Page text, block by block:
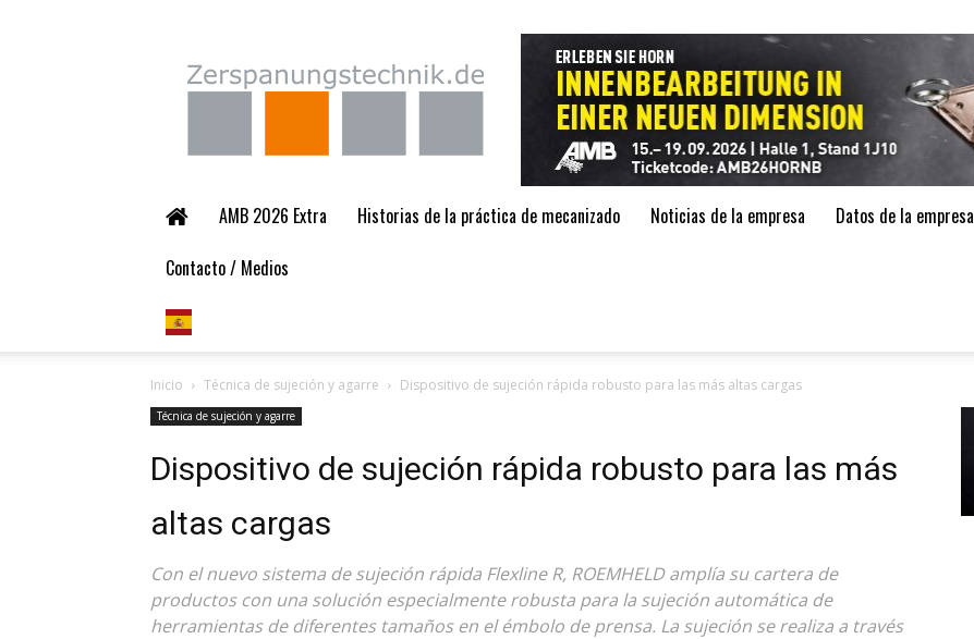
Zerspanungstechnik.de
AMB 2026 Extra Historias de la práctica de mecanizado Noticias de la empresa Datos de la empresa
Contacto / Medios
Inicio Técnica de sujeción y agarre Dispositivo de sujeción rápida robusto para las más altas cargas
Técnica de sujeción y agarre
Dispositivo de sujeción rápida robusto para las más
altas cargas
Con el nuevo sistema de sujeción rápida Flexline R, ROEMHELD amplía su cartera de
productos con una solución especialmente robusta para la sujeción automática de
herramientas de diferentes tamaños en el émbolo de prensa. La sujeción se realiza a través